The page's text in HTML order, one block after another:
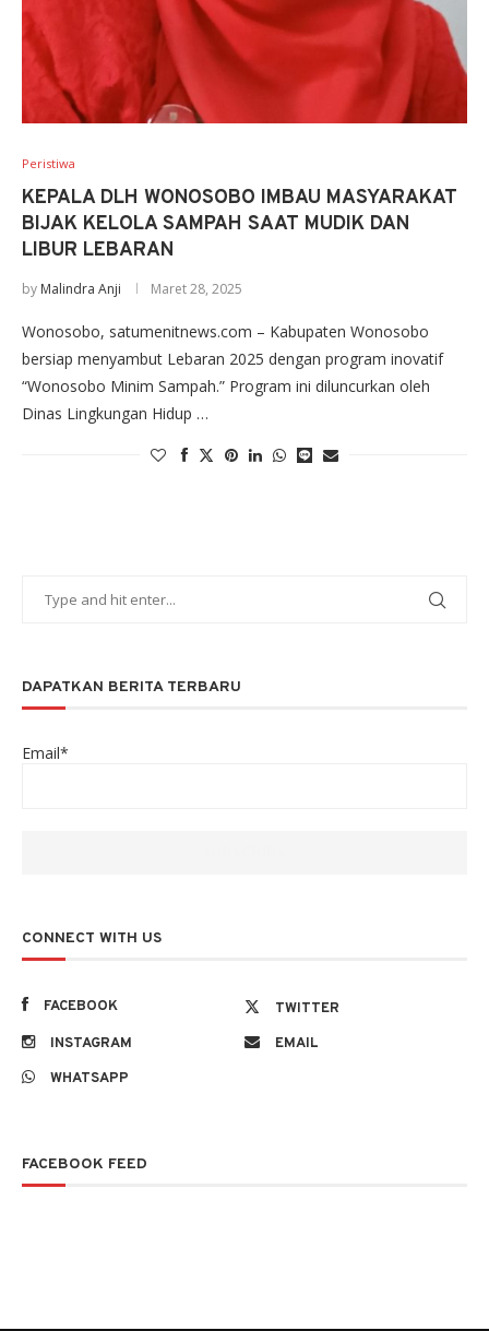
Peristiwa
KEPALA DLH WONOSOBO IMBAU MASYARAKAT
BIJAK KELOLA SAMPAH SAAT MUDIK DAN
LIBUR LEBARAN
by Malindra Anji Maret 28, 2025
Wonosobo, satumenitnews.com – Kabupaten Wonosobo
bersiap menyambut Lebaran 2025 dengan program inovatif
“Wonosobo Minim Sampah.” Program ini diluncurkan oleh
Dinas Lingkungan Hidup …
DAPATKAN BERITA TERBARU
Email*
CONNECT WITH US
FACEBOOK
TWITTER
INSTAGRAM
EMAIL
WHATSAPP
FACEBOOK FEED